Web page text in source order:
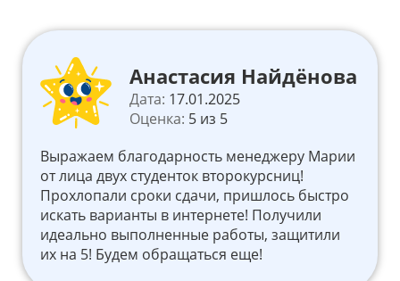
Анастасия Найдёнова
Дата: 17.01.2025
Оценка: 5 из 5
Выражаем благодарность менеджеру Марии
от лица двух студенток второкурсниц!
Прохлопали сроки сдачи, пришлось быстро
искать варианты в интернете! Получили
идеально выполненные работы, защитили
их на 5! Будем обращаться еще!